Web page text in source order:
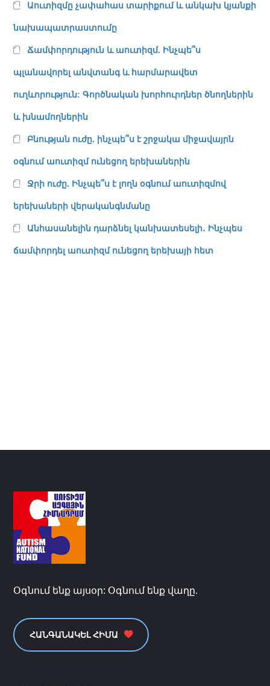
Աուտիզմը չափահաս տարիքում և անկախ կյանքի
նախապատրաստումը
Ճամփորդություն և աուտիզմ. Ինչպե՞ս
պլանավորել անվտանգ և հարմարավետ
ուղևորություն: Գործնական խորհուրդներ ծնողներին
և խնամողներին
Բնության ուժը. ինչպե՞ս է շրջակա միջավայրն
օգնում աուտիզմ ունեցող երեխաներին
Ջրի ուժը. Ինչպե՞ս է լողն օգնում աուտիզմով
երեխաների վերականգնմանը
Անհասանելին դարձնել կանխատեսելի․ Ինչպես
ճամփորդել աուտիզմ ունեցող երեխայի հետ
Օգնում ենք այսօր: Օգնում ենք վաղը.
ՀԱՆԳԱՆԱԿԵԼ ՀԻՄԱ